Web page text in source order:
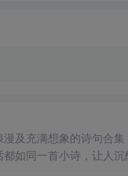
及充满想象的诗句合
如同一首小诗，让人沉